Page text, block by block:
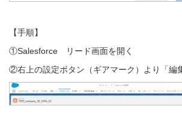
【手順】
①Salesforce リード画面を開く
②右上の設定ボタン（ギアマーク）より「編